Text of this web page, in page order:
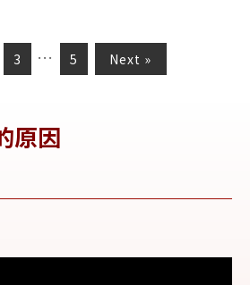
3 … 5 Next »
原因